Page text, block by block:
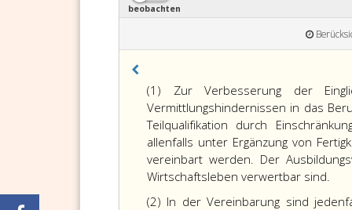
beobachten
(1) Zur Verbesserung der
Vermittlungshindernissen in das
Teilqualifikation durch
allenfalls unter Ergänzung von
vereinbart werden. Der
Wirtschaftsleben verwertbar sind.
(2) In der Vereinbarung sind